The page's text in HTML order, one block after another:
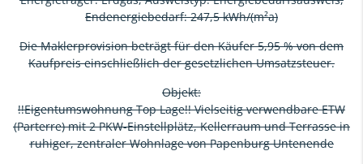
Endenergiebedarf: 247,5 kWh/(m²a)
Die Maklerprovision beträgt für den Käufer 5,95 % von dem
Kaufpreis einschließlich der gesetzlichen Umsatzsteuer.
Objekt:
!!Eigentumswohnung Top Lage!! Vielseitig verwendbare ETW
(Parterre) mit 2 PKW-Einstellplätz, Kellerraum und Terrasse in
ruhiger, zentraler Wohnlage von Papenburg Untenende